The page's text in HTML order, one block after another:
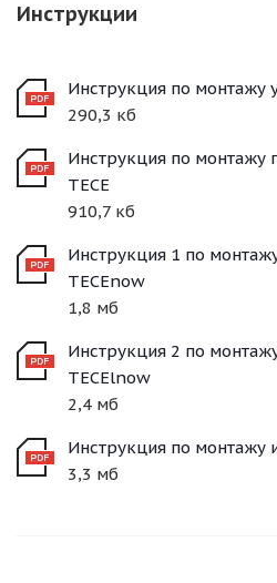
Инструкции
Инструкция по монтажу
290,3 кб
Инструкция по монтажу
TECE
910,7 кб
Инструкция 1 по
TECEnow
1,8 мб
Инструкция 2 по
TECElnow
2,4 мб
Инструкция по монтажу
3,3 мб